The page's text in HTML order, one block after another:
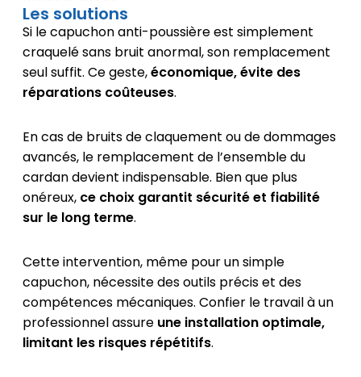
Les solutions
Si le capuchon anti-poussière est simplement
craquelé sans bruit anormal, son remplacement
seul suffit. Ce geste,économique, évite des
réparations coûteuses.
En cas de bruits de claquement ou de dommages
avancés, le remplacement de l’ensemble du
cardan devient indispensable. Bien que plus
onéreux, ce choix garantit sécurité et fiabilité
sur le long terme.
Cette intervention, même pour un simple
capuchon, nécessite des outils précis et des
compétences mécaniques. Confier le travail à un
professionnel assure une installation optimale,
limitant les risques répétitifs.